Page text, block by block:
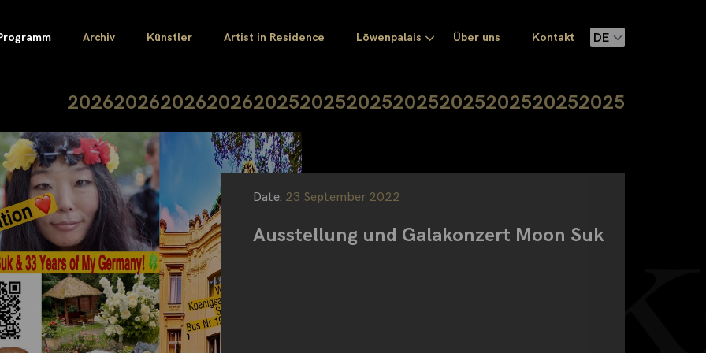
Archiv Künstler Artist in Residence Löwenpalais Über uns Kontakt
202620262026202620252025202520252025202520252025
Date: 23 September 2022
Ausstellung und Galakonzert Moon Suk